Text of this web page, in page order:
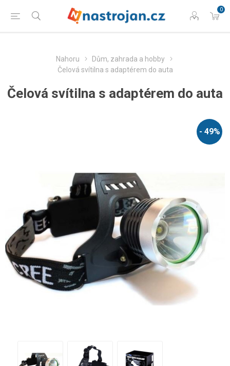
0
Nahoru
Dům, zahrada a hobby
Čelová svítilna s adaptérem do auta
Čelová svítilna s adaptérem do auta
- 49%